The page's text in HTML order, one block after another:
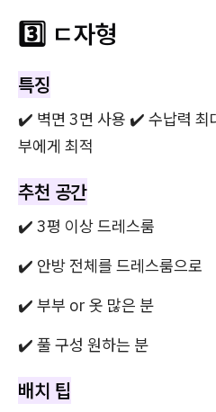
3️⃣ ㄷ자형
특징
✔️ 벽면 3면 사용 ✔️ 수납력
부에게 최적
추천 공간
✔️ 3평 이상 드레스룸
✔️ 안방 전체를 드레스룸으로
✔️ 부부 or 옷 많은 분
✔️ 풀 구성 원하는 분
배치 팁